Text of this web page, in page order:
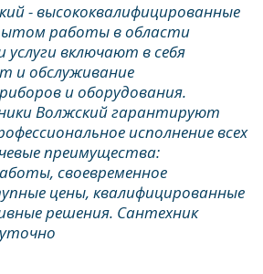
- высококвалифицированные
работы в области
включают в себя
и обслуживание
и оборудования.
Волжский гарантируют
исполнение всех
преимущества:
своевременное
цены, квалифицированные
решения. Сантехник